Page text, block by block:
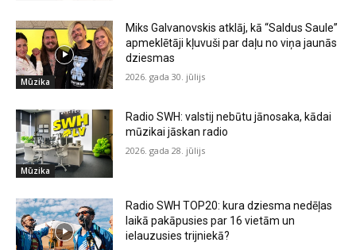
Mūzika
Miks Galvanovskis atklāj, kā “Saldus Saule”
apmeklētāji kļuvuši par daļu no viņa jaunās
dziesmas
2026. gada 30. jūlijs
Mūzika
Radio SWH: valstij nebūtu jānosaka, kādai
mūzikai jāskan radio
2026. gada 28. jūlijs
Radio SWH TOP20: kura dziesma nedēļas
laikā pakāpusies par 16 vietām un
ielauzusies trijniekā?